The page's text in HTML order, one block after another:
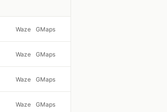
Waze GMaps
Waze GMaps
Waze GMaps
Waze GMaps